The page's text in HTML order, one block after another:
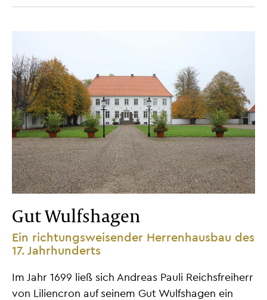
Gut Wulfshagen
Ein richtungsweisender Herrenhausbau des
17. Jahrhunderts
Im Jahr 1699 ließ sich Andreas Pauli Reichsfreiherr
von Liliencron auf seinem Gut Wulfshagen ein